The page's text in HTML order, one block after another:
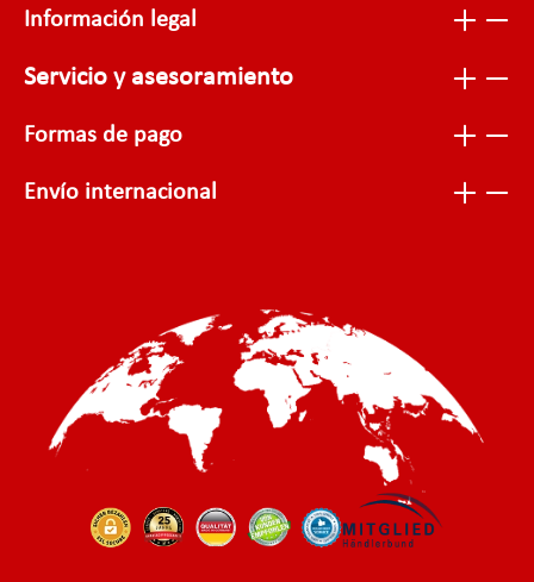
Información legal
Servicio y asesoramiento
Formas de pago
Envío internacional